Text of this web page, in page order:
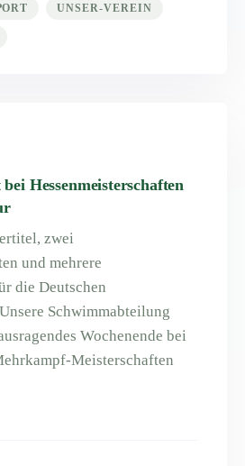
UNSER-VEREIN
Hessenmeisterschaften
zwei
und mehrere
die Deutschen
Schwimmabteilung
Wochenende bei
Meisterschaften